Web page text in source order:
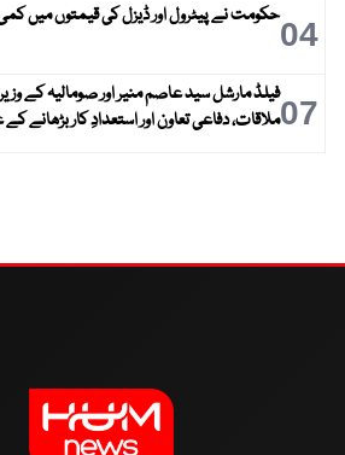
04حکومت نے پیٹرول اور ڈیزل کی قیمتوں میں
07فیلڈ مارشل سید عاصم منیر اور صومالیہ کے
ملاقات، دفاعی تعاون اور استعدادِ کار بڑھانے کے